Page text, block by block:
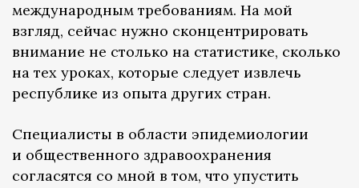
международным требованиям. На мой
взгляд, сейчас нужно сконцентрировать
внимание не столько на статистике, сколько
на тех уроках, которые следует извлечь
республике из опыта других стран.
Специалисты в области эпидемиологии
и общественного здравоохранения
согласятся со мной в том, что упустить